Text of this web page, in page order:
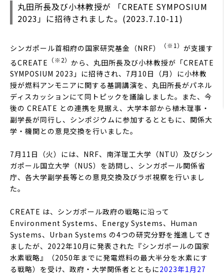
丸田所長及び小林教授が 「CREATE SYMPOSIUM
2023」に招待されました。(2023.7.10-11)
シンガポール首相府の国家研究基金（NRF） （※1） が支援す
るCREATE （※2） から、丸田所長及び小林教授が「CREATE
SYMPOSIUM 2023」に招待され、7月10日（月）に小林教
授が燃料アンモニアに関する基調講演を、丸田所長がパネル
ディスカッションにて同トピックを議論しました。また、今
後の CREATE との連携を見据え、大学本部から植木理事・
副学長が同行し、シンポジウムに参加するとともに、関係大
学・機関との意見交換を行いました。
7月11日（火）には、NRF、南洋理工大学（NTU）及びシン
ガポール国立大学（NUS）を訪問し、シンガポール関係省
庁、各大学副学長等との意見交換及びラボ視察を行いまし
た。
CREATE は、シンガポール政府の戦略に沿って
Environment Systems、Energy Systems、Human
Systems、Urban Systems の4つの研究分野を推進してき
ましたが、2022年10月に発表された『シンガポールの国家
水素戦略』（2050年までに発電燃料の最大半分を水素にす
る戦略）を受け、政府・大学関係者とともに2023年1月27